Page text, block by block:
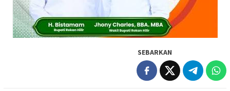
SEBARKAN